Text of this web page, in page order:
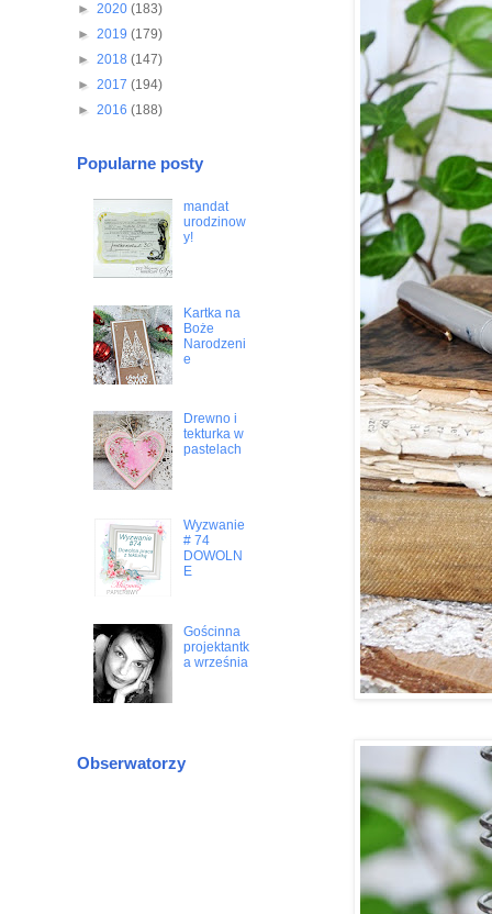
► 2020 (183)
► 2019 (179)
► 2018 (147)
► 2017 (194)
► 2016 (188)
Popularne posty
mandat
urodzinow
y!
Kartka na
Boże
Narodzeni
e
Drewno i
tekturka w
pastelach
Wyzwanie
# 74
DOWOLN
E
Gościnna
projektantk
a września
Obserwatorzy